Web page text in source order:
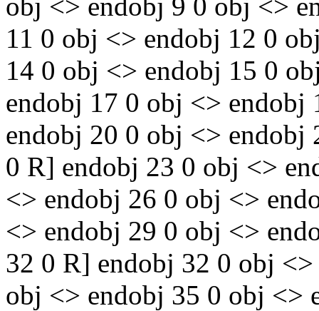
11 0 obj <> endobj 12 0
14 0 obj <> endobj 15 0
endobj 17 0 obj <>
endobj 20 0 obj <>
0 R] endobj 23 0 obj <>
<> endobj 26 0 obj <>
<> endobj 29 0 obj <>
32 0 R] endobj 32 0 obj
obj <> endobj 35 0 obj <>